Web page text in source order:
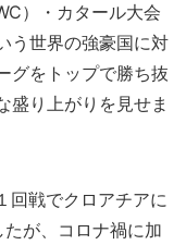
）・カタール大会
う世界の強豪国に対
グをトップで勝ち抜
盛り上がりを見せま
回戦でクロアチアに
が、コロナ禍に加